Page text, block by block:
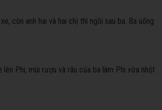
còn anh hai và hai chị thì ngồi sau ba. Ba uống
Phi, mùi rượu và râu của ba làm Phi vừa nhột